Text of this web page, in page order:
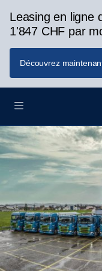
Leasing en ligne
1'847 CHF par
Découvrez